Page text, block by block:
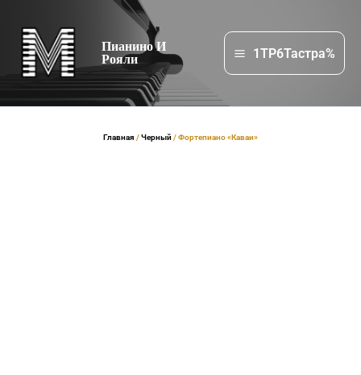
содержимому
Пианино И
Рояли
1TP6Тастра%
Главная /Черный/ Фортепиано «Каваи»